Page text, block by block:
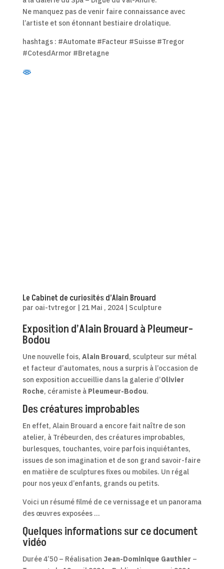
Ne manquez pas de venir faire connaissance avec
l’artiste et son étonnant bestiaire drolatique.
hashtags : #Automate #Facteur #Suisse #Tregor
#CotesdArmor #Bretagne
Le Cabinet de curiosités d’Alain Brouard
par oai-tvtregor | 21 Mai , 2024| Sculpture
Exposition d’Alain Brouard à Pleumeur-
Bodou
Une nouvelle fois, Alain Brouard, sculpteur sur métal
et facteur d’automates, nous a surpris à l’occasion de
son exposition accueillie dans la galerie d’Olivier
Roche, céramiste à Pleumeur-Bodou.
Des créatures improbables
En effet, Alain Brouard a encore fait naître de son
atelier, à Trébeurden, des créatures improbables,
burlesques, touchantes, voire parfois inquiétantes,
issues de son imagination et de son grand savoir-faire
en matière de sculptures fixes ou mobiles. Un régal
pour nos yeux d’enfants, grands ou petits.
Voici un résumé filmé de ce vernissage et un panorama
des œuvres exposées …
Quelques informations sur ce document
vidéo
Durée 4’50 – Réalisation Jean-Dominique Gauthier–